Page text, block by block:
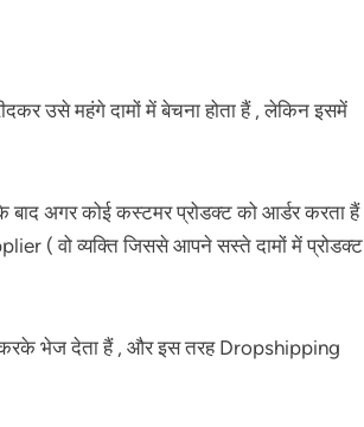
उसे महंगे दामों में बेचना होता हैं , लेकिन इसमें
अगर कोई कस्टमर प्रोडक्ट को आर्डर करता हैं
( वो व्यक्ति जिससे आपने सस्ते दामों में प्रोडक्ट
भेज देता हैं , और इस तरह Dropshipping